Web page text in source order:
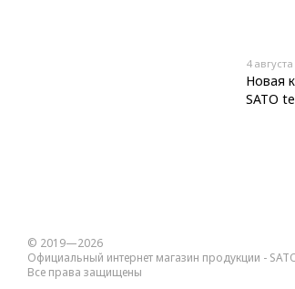
4
Новая
SATO
© 2019—2026
Официальный интернет магазин продукции -
Все права защищены